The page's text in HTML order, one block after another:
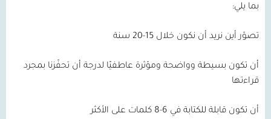
بما يلي:
تصوّر أين نريد أن نكون خلال 15-20 سنة
أن تكون بسيطة وواضحة ومؤثرة عاطفيًا لدرجة أن تحفّزنا بمجرد
قراءتها
أن تكون قابلة للكتابة في 6-8 كلمات على الأكثر